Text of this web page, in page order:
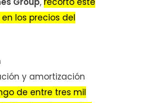
los precios del
y amortización
de entre tres mil